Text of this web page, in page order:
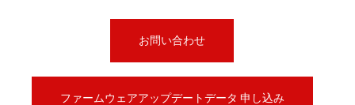
お問い合わせ
ファームウェアアップデートデータ 申し込み